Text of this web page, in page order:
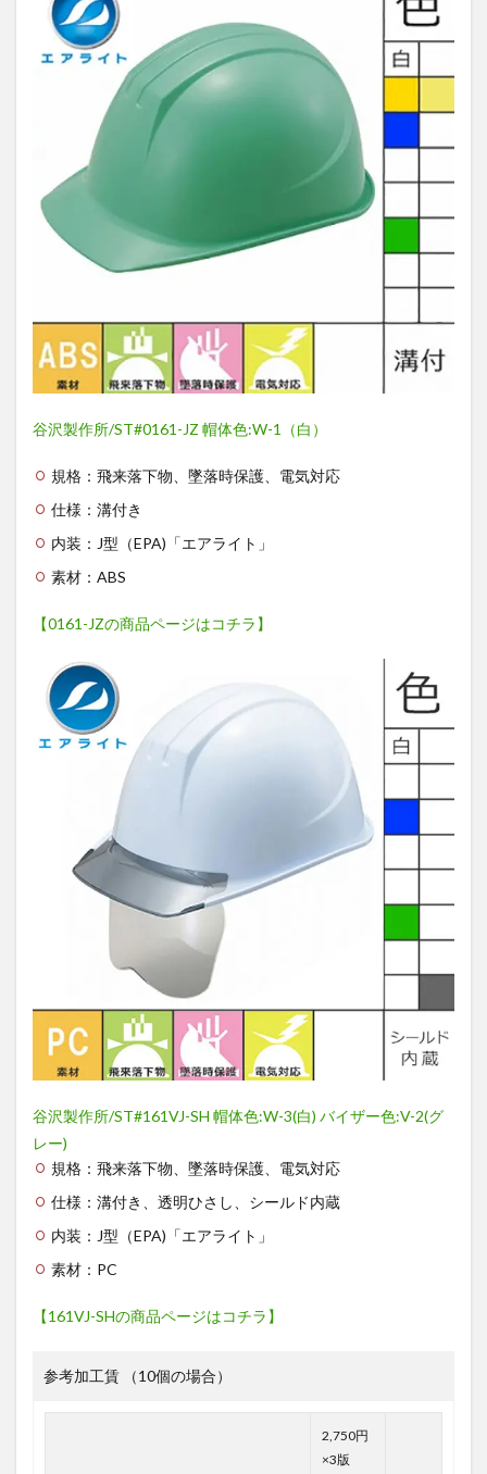
谷沢製作所/ST#0161-JZ 帽体色:W-1（白）
規格：飛来落下物、墜落時保護、電気対応
仕様：溝付き
内装：J型（EPA)「エアライト」
素材：ABS
【0161-JZの商品ページはコチラ】
谷沢製作所/ST#161VJ-SH 帽体色:W-3(白) バイザー色:V-2(グ
レー)
規格：飛来落下物、墜落時保護、電気対応
仕様：溝付き、透明ひさし、シールド内蔵
内装：J型（EPA)「エアライト」
素材：PC
【161VJ-SHの商品ページはコチラ】
参考加工賃 （10個の場合）
2,750円
×3版